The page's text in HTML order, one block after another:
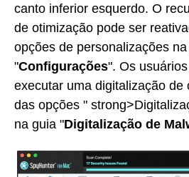
canto inferior esquerdo. O
de otimização pode ser
opções de personalizações
"Configurações". Os
executar uma digitalização de
das opções "
na guia "Digitalização de